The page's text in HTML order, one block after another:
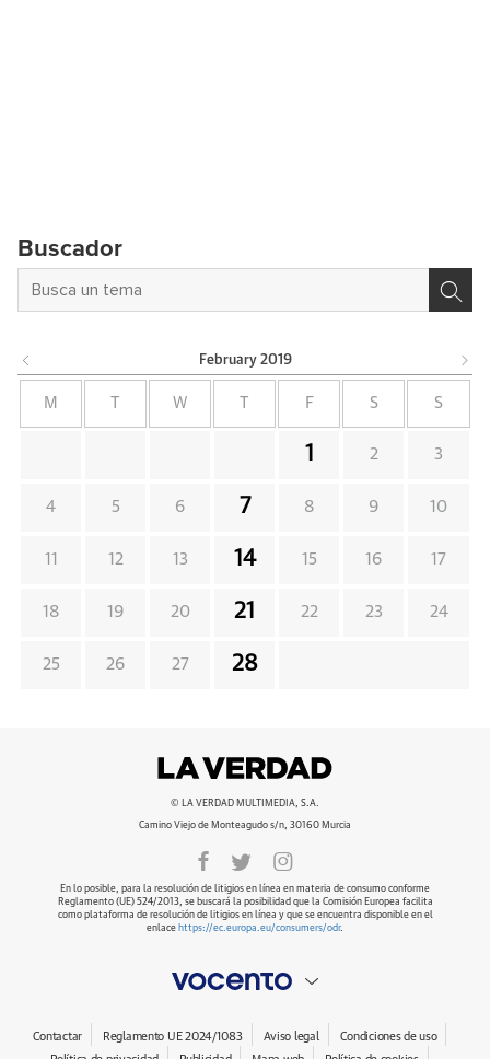
Buscador
February 2019
M W F S S
1 2 3
4 5 6 7 8 9 10
11 12 13 14 15 16 17
18 19 20 21 22 23 24
25 26 27 28
© LA VERDAD MULTIMEDIA, S.A.
Camino Viejo de Monteagudo s/n, 30160 Murcia
En lo posible, para la resolución de litigios en línea en materia de consumo conforme
Reglamento (UE) 524/2013, se buscará la posibilidad que la Comisión Europea facilita
como plataforma de resolución de litigios en línea y que se encuentra disponible en el
enlace https://ec.europa.eu/consumers/odr.
Contactar Reglamento UE 2024/1083 Aviso legal
Condiciones de uso